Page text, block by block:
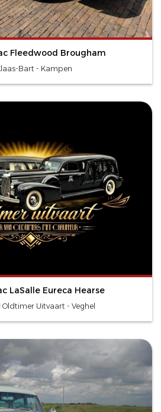
Fleedwood Brougham
Bart - Kampen
LaSalle Eureca Hearse
Oldtimer Uitvaart - Veghel